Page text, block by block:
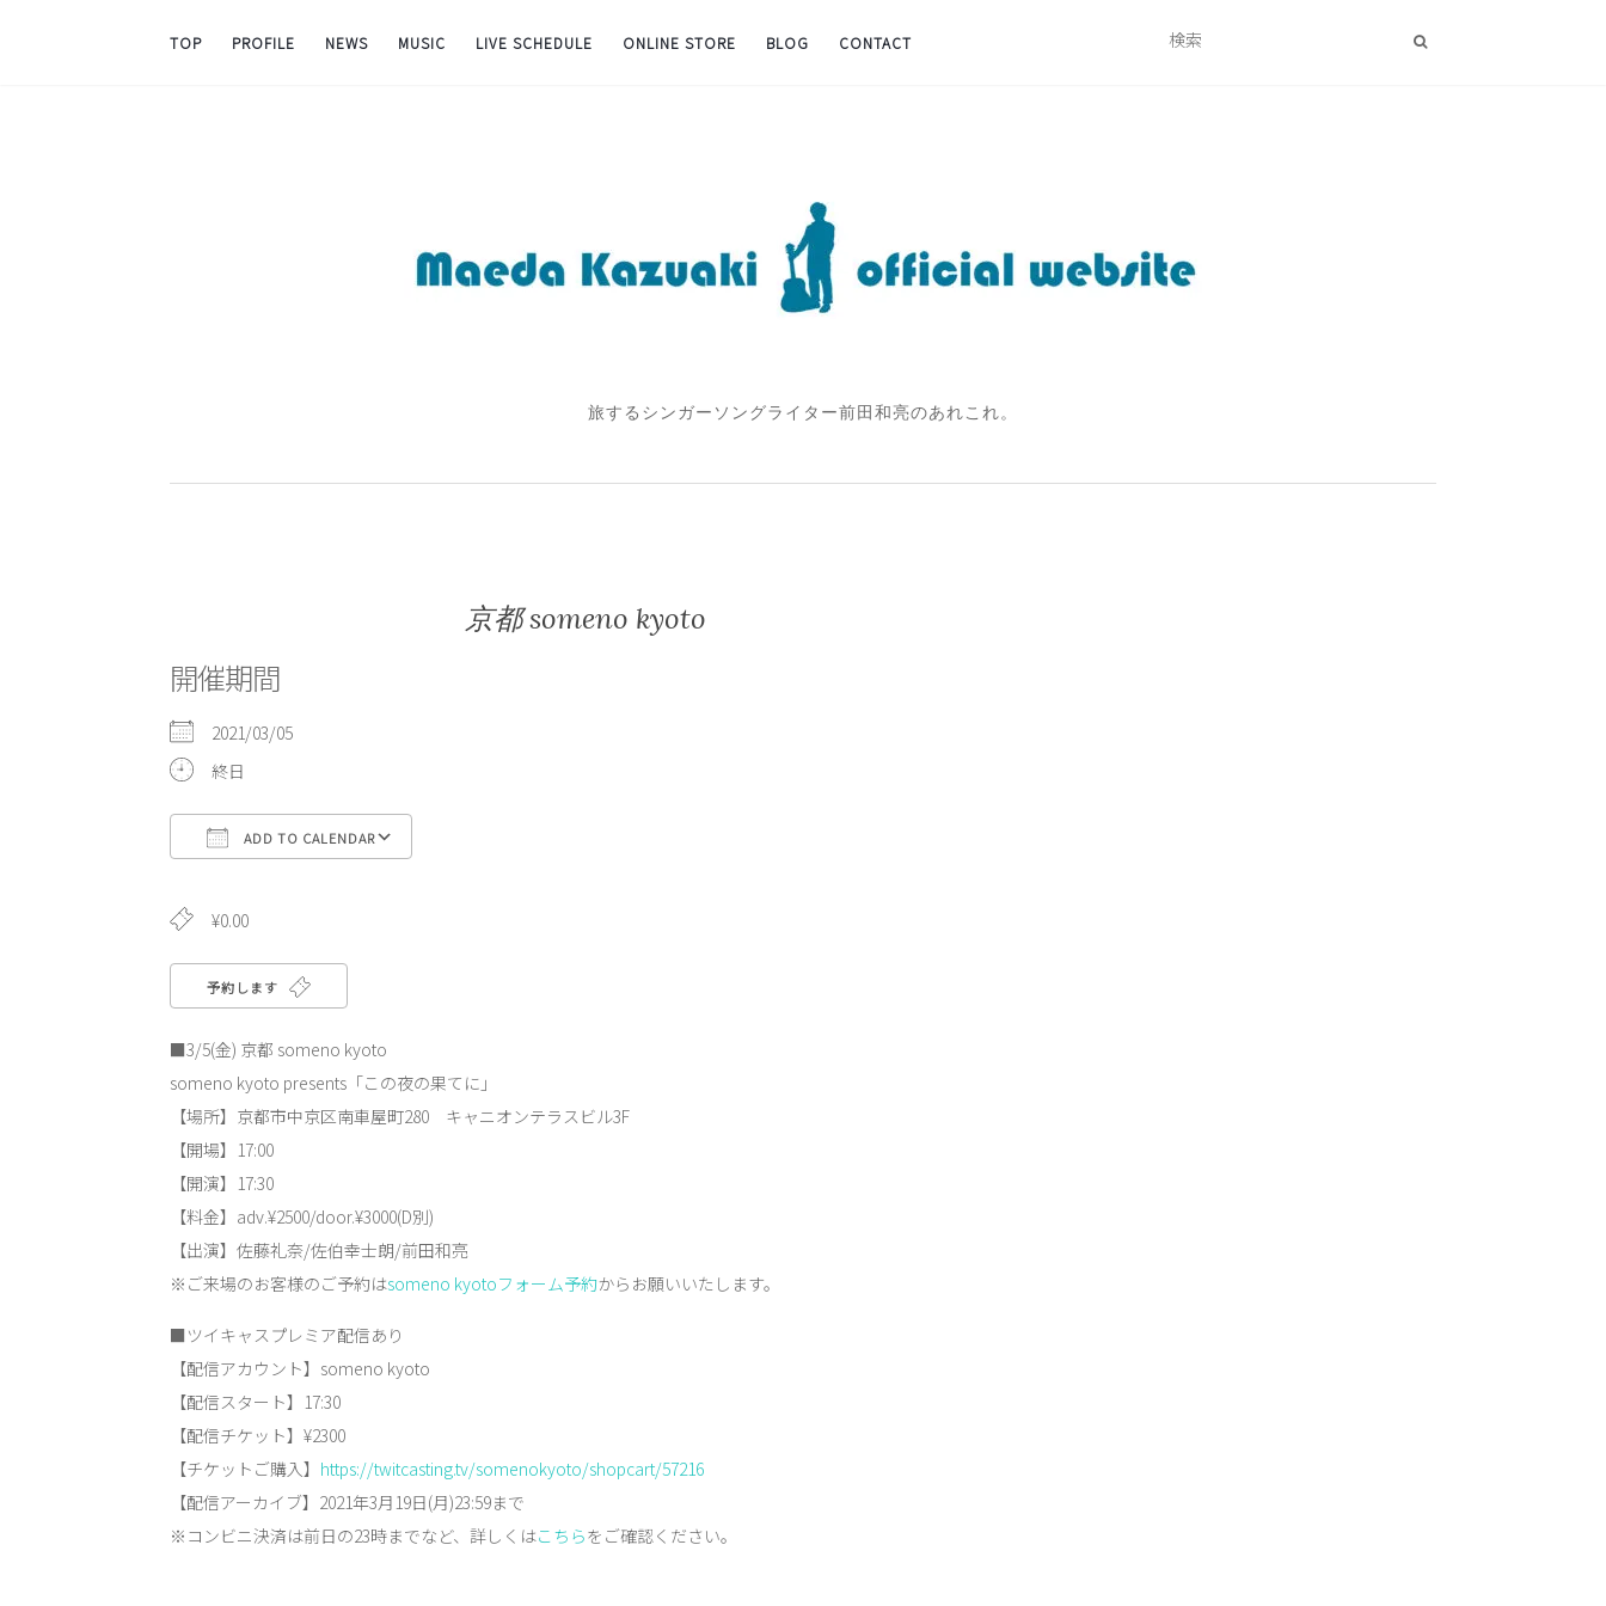
TOP PROFILE NEWS MUSIC LIVE SCHEDULE ONLINE STORE BLOG CONTACT
旅するシンガーソングライター前田和亮のあれこれ。
京都 someno kyoto
開催期間
2021/03/05
終日
ADD TO CALENDAR
¥0.00
予約します
■3/5(金) 京都 someno kyoto
someno kyoto presents「この夜の果てに」
【場所】京都市中京区南車屋町280 キャニオンテラスビル3F
【開場】17:00
【開演】17:30
【料金】adv.¥2500/door.¥3000(D別)
【出演】佐藤礼奈/佐伯幸士朗/前田和亮
※ご来場のお客様のご予約はsomeno kyotoフォーム予約からお願いいたします。
■ツイキャスプレミア配信あり
【配信アカウント】someno kyoto
【配信スタート】17:30
【配信チケット】¥2300
【チケットご購入】 https://twitcasting.tv/somenokyoto/shopcart/57216
【配信アーカイブ】2021年3月19日(月)23:59まで
※コンビニ決済は前日の23時までなど、詳しくはこちらをご確認ください。